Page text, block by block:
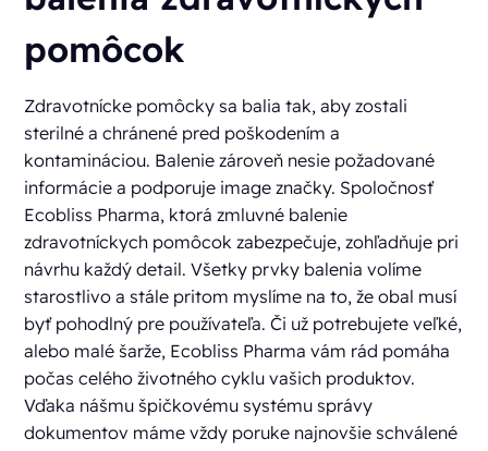
pomôcok
Zdravotnícke pomôcky sa balia tak, aby zostali
sterilné a chránené pred poškodením a
kontamináciou. Balenie zároveň nesie požadované
informácie a podporuje image značky. Spoločnosť
Ecobliss Pharma, ktorá zmluvné balenie
zdravotníckych pomôcok zabezpečuje, zohľadňuje pri
návrhu každý detail. Všetky prvky balenia volíme
starostlivo a stále pritom myslíme na to, že obal musí
byť pohodlný pre používateľa. Či už potrebujete veľké,
alebo malé šarže, Ecobliss Pharma vám rád pomáha
počas celého životného cyklu vašich produktov.
Vďaka nášmu špičkovému systému správy
dokumentov máme vždy poruke najnovšie schválené